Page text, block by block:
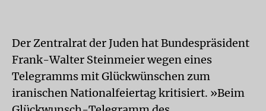
Der Zentralrat der Juden hat Bundespräsident
Frank-Walter Steinmeier wegen eines
Telegramms mit Glückwünschen zum
iranischen Nationalfeiertag kritisiert. »Beim